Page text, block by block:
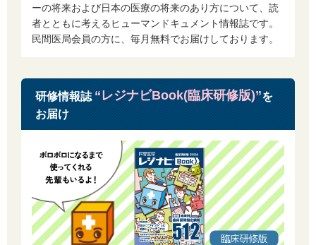
4 当社が別途定める一定期間にご利用が一度もなかった場合、当該会員の
了承を得ることなくサービス提供の停止または登録を抹消する事ができる
ものとします｡
1 当社は、次のいずれかに該当する会員につき、事前に通知することな
く、サービスの全部または一部の利用を一時中止、または会員から除名す
る事ができるものとします｡
1.1 入会時に虚偽申告をした場合
1.2 他者のID（メールアドレス）・パスワードを盗用した場合
1.3 当社の運営を妨害した場合
1.4 第3条の各号に違反する行為があった場合
1.5 当社が会員として不適当と判断した場合
第6条 当社の責任
会員登録及びサービスの利用により生じる一切の損害につき、当社は、通
常かつ直接の損害及び当社の故意または重過失による損害を除き、一切責
任を負わないものとします｡
ーの将来および日本の医療の将来のあり方について、読
者とともに考えるヒューマンドキュメント情報誌です。
民間医局会員の方に、毎月無料でお届けしております。
研修情報誌 “レジナビBook(臨床研修版)”を
お届け